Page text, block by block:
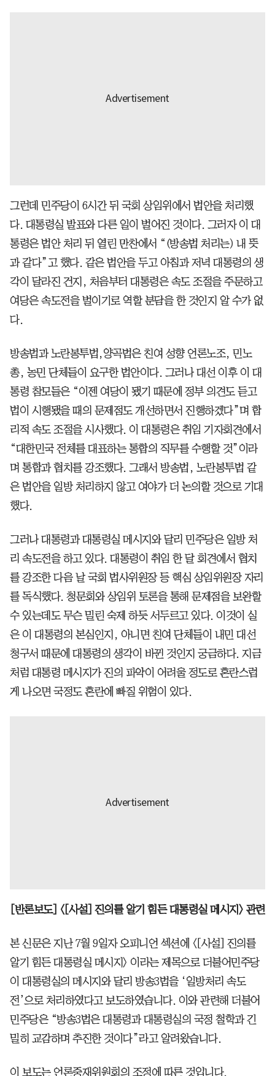
그런데 민주당이 6시간 뒤 국회 상임위에서 법안을 처리했
다. 대통령실 발표와 다른 일이 벌어진 것이다. 그러자 이 대
통령은 법안 처리 뒤 열린 만찬에서 “(방송법 처리는) 내 뜻
과 같다”고 했다. 같은 법안을 두고 아침과 저녁 대통령의 생
각이 달라진 건지, 처음부터 대통령은 속도 조절을 주문하고
여당은 속도전을 벌이기로 역할 분담을 한 것인지 알 수가 없
다.
방송법과 노란봉투법,양곡법은 친여 성향 언론노조, 민노
총, 농민 단체들이 요구한 법안이다. 그러나 대선 이후 이 대
통령 참모들은 “이젠 여당이 됐기 때문에 정부 의견도 듣고
법이 시행됐을 때의 문제점도 개선하면서 진행하겠다”며 합
리적 속도 조절을 시사했다. 이 대통령은 취임 기자회견에서
“대한민국 전체를 대표하는 통합의 직무를 수행할 것”이라
며 통합과 협치를 강조했다. 그래서 방송법, 노란봉투법 같
은 법안을 일방 처리하지 않고 여야가 더 논의할 것으로 기대
했다.
그러나 대통령과 대통령실 메시지와 달리 민주당은 일방 처
리 속도전을 하고 있다. 대통령이 취임 한 달 회견에서 협치
를 강조한 다음 날 국회 법사위원장 등 핵심 상임위원장 자리
를 독식했다. 청문회와 상임위 토론을 통해 문제점을 보완할
수 있는데도 무슨 밀린 숙제 하듯 서두르고 있다. 이것이 실
은 이 대통령의 본심인지, 아니면 친여 단체들이 내민 대선
청구서 때문에 대통령의 생각이 바뀐 것인지 궁금하다. 지금
처럼 대통령 메시지가 진의 파악이 어려울 정도로 혼란스럽
게 나오면 국정도 혼란에 빠질 위험이 있다.
[반론보도] <[사설] 진의를 알기 힘든 대통령실 메시지> 관련
본 신문은 지난 7월 9일자 오피니언 섹션에 <[사설] 진의를
알기 힘든 대통령실 메시지> 이라는 제목으로 더불어민주당
이 대통령실의 메시지와 달리 방송3법을 ‘일방처리 속도
전’으로 처리하였다고 보도하였습니다. 이와 관련해 더불어
민주당은 “방송3법은 대통령과 대통령실의 국정 철학과 긴
밀히 교감하며 추진한 것이다”라고 알려왔습니다.
이 보도는 언론중재위원회의 조정에 따른 것입니다.